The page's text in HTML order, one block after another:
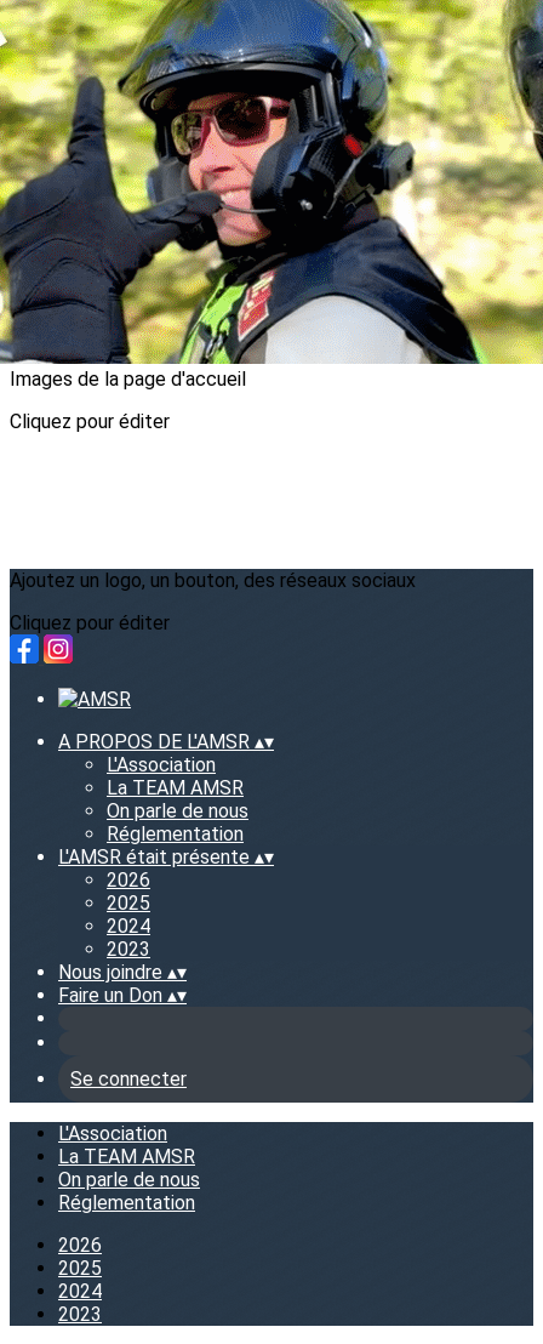
Exporter les lignes sélectionnées
Exporter toutes les colonnes
Exporter uniquement les colonnes affichées
Menu
<
>
2026
2025
2024
2023
?>
Images de la page d'accueil
Cliquez pour éditer
Ajoutez un logo, un bouton, des réseaux sociaux
Cliquez pour éditer
A PROPOS DE L'AMSR ▴▾
L'Association
La TEAM AMSR
On parle de nous
Réglementation
L'AMSR était présente ▴▾
2026
2025
2024
2023
Nous joindre ▴▾
Faire un Don ▴▾
Se connecter
L'Association
La TEAM AMSR
On parle de nous
Réglementation
2026
2025
2024
2023